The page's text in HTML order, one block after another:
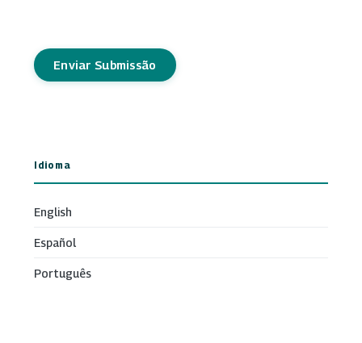
Enviar Submissão
Idioma
English
Español
Português